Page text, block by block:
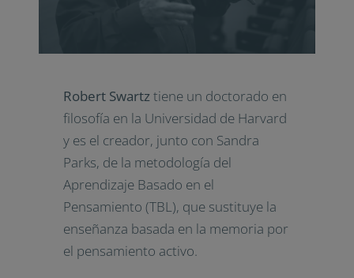
Robert Swartztiene un doctorado en
filosofía en la Universidad de Harvard
y es el creador, junto con Sandra
Parks, de la metodología del
Aprendizaje Basado en el
Pensamiento (TBL), que sustituye la
enseñanza basada en la memoria por
el pensamiento activo.